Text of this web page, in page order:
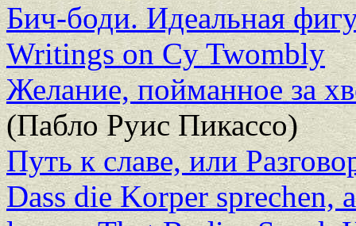
Бич-боди. Идеальная
Writings on Cy Twombly
Желание, пойманное за
(Пабло Руис Пикассо)
Путь к славе, или
Dass die Korper sprechen,